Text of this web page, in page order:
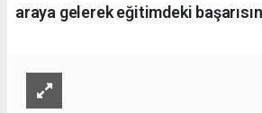
araya gelerek eğitimdeki